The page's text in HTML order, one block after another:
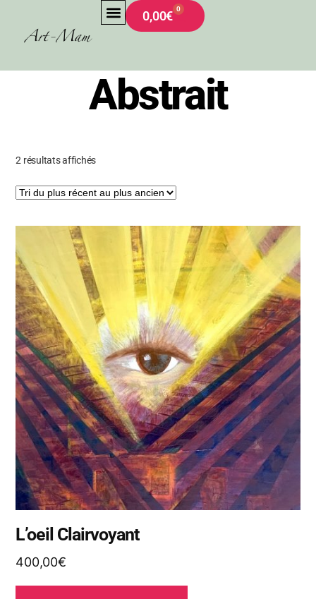
0,00€ 0
Accueil/ Abstrait
Abstrait
2 résultats affichés
L’oeil Clairvoyant
400,00€